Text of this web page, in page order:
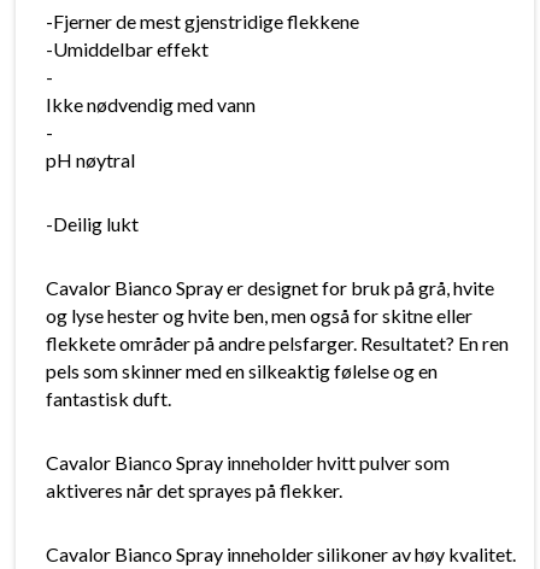
-Fjerner de mest gjenstridige flekkene
-Umiddelbar effekt
-
Ikke nødvendig med vann
-
pH nøytral
-Deilig lukt
Cavalor Bianco Spray er designet for bruk på grå, hvite
og lyse hester og hvite ben, men også for skitne eller
flekkete områder på andre pelsfarger. Resultatet? En ren
pels som skinner med en silkeaktig følelse og en
fantastisk duft.
Cavalor Bianco Spray inneholder hvitt pulver som
aktiveres når det sprayes på flekker.
Cavalor Bianco Spray inneholder silikoner av høy kvalitet.